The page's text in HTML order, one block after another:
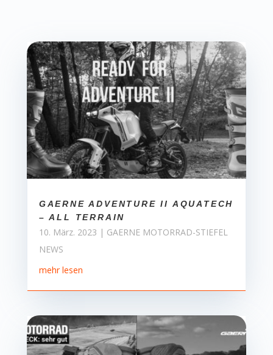
GAERNE ADVENTURE II AQUATECH
– ALL TERRAIN
10. März. 2023 | GAERNE MOTORRAD-STIEFEL
NEWS
mehr lesen